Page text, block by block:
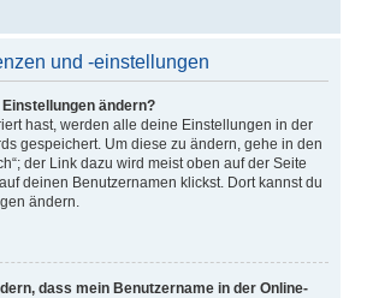
und -einstellungen
ändern?
hast, werden alle deine Einstellungen in der
gespeichert. Um diese zu ändern, gehe in den
der Link dazu wird meist oben auf der Seite
deinen Benutzernamen klickst. Dort kannst du
ändern.
dass mein Benutzername in der Online-